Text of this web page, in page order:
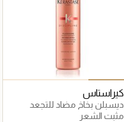
كيراستاس
ديسبلن بخاخ مضاد للتجعد
فلويديسيم 150مل
مثبت الشعر